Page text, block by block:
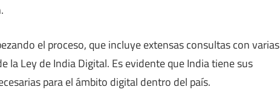
el proceso, que incluye extensas consultas con varias
la Ley de India Digital. Es evidente que India tiene sus
para el ámbito digital dentro del país.